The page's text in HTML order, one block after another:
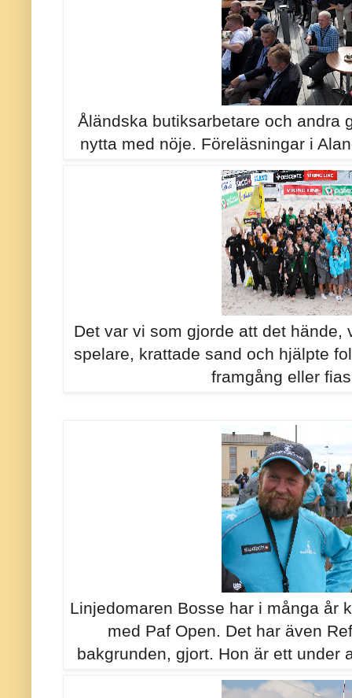
Åländska butiksarbetare och andra
nytta med nöje. Föreläsningar i
Det var vi som gjorde att det
spelare, krattade sand och hjälpte
framgång eller
Linjedomaren Bosse har i många år
med Paf Open. Det har även
bakgrunden, gjort. Hon är ett under